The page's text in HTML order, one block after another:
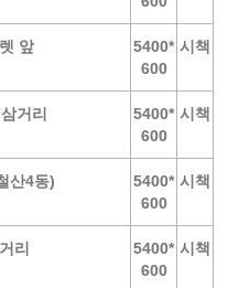
앞
5400*
600
시책
거리
5400*
600
시책
산4동)
5400*
600
시책
리
5400*
600
시책